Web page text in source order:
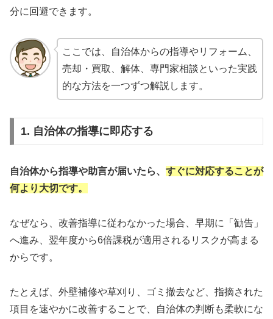
分に回避できます。
ここでは、自治体からの指導やリフォーム、
売却・買取、解体、専門家相談といった実践
的な方法を一つずつ解説します。
1. 自治体の指導に即応する
自治体から指導や助言が届いたら、 すぐに対応することが
何より大切です。
なぜなら、改善指導に従わなかった場合、早期に「勧告」
へ進み、翌年度から6倍課税が適用されるリスクが高まる
からです。
たとえば、外壁補修や草刈り、ゴミ撤去など、指摘された
項目を速やかに改善することで、自治体の判断も柔軟にな